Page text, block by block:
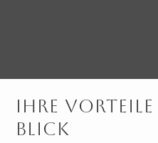
Ihre Vorteile
Blick